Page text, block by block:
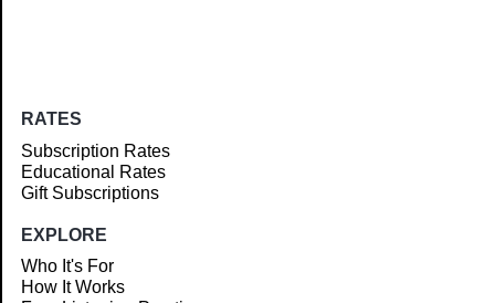
RATES
Subscription Rates
Educational Rates
Gift Subscriptions
EXPLORE
Who It's For
How It Works